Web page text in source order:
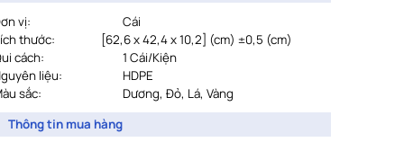
vị:
Cái
thước:
[62,6 x 42,4 x 10,2] (cm) ±0,5 (cm)
cách:
1 Cái/Kiện
liệu:
HDPE
sắc:
Dương, Đỏ, Lá, Vàng
Thông tin mua hàng